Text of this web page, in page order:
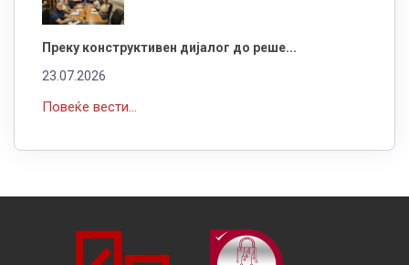
Преку конструктивен дијалог до реше...
23.07.2026
Повеќе вести...